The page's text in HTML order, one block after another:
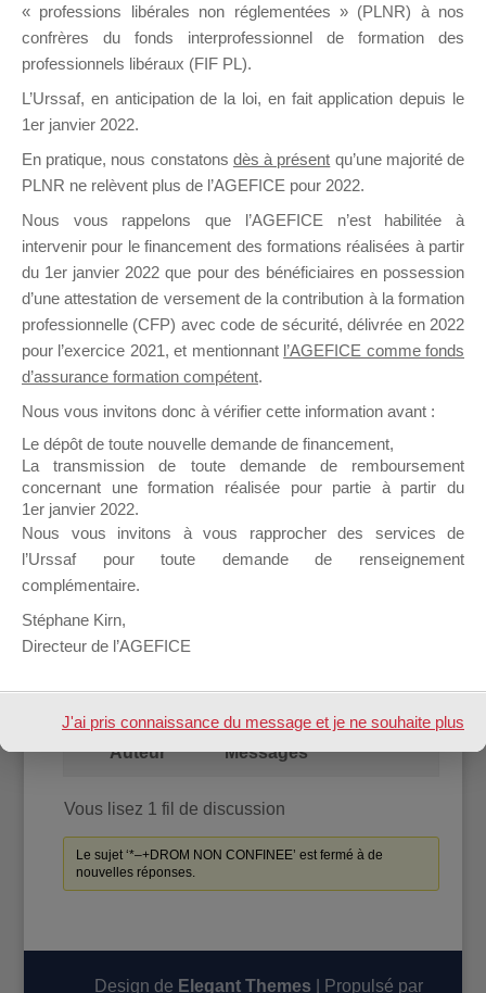
Groupe Public
il y a un mois
Formation qui souhaitent répondre à l’Appel à
Propositions Mallette du Dirigeant.
Ce groupe propose un forum dédié au support
sur lequel il est possible de laisser un message
ou poser une question.
NB : Il est nécessaire d’être
pouvoir rejoindre ce groupe
*–+DROM NON CONFINEE
Auteur Messages
Auteur Messages
Vous lisez 1 fil de discussion
Le sujet ‘*–+DROM NON CONFINEE’ est fermé à de
nouvelles réponses.
Design de Elegant Themes | Propulsé par
« professions libérales non réglementées » (PLNR) à nos
confrères du fonds interprofessionnel de formation des
professionnels libéraux (FIF PL).
L’Urssaf, en anticipation de la loi, en fait application depuis le
1er janvier 2022.
En pratique, nous constatons dès à présent qu’une majorité de
PLNR ne relèvent plus de l’AGEFICE pour 2022.
Nous vous rappelons que l’AGEFICE n’est habilitée à
intervenir pour le financement des formations réalisées à partir
du 1er janvier 2022 que pour des bénéficiaires en possession
d’une attestation de versement de la contribution à la formation
professionnelle (CFP) avec code de sécurité, délivrée en 2022
pour l’exercice 2021, et mentionnant l’AGEFICE comme fonds
d’assurance formation compétent.
Nous vous invitons donc à vérifier cette information avant :
Le dépôt de toute nouvelle demande de financement,
La transmission de toute demande de remboursement
concernant une formation réalisée pour partie à partir du
1er janvier 2022.
Nous vous invitons à vous rapprocher des services de
l’Urssaf pour toute demande de renseignement
complémentaire.
Stéphane Kirn,
Directeur de l’AGEFICE
J'ai pris connaissance du message et je ne souhaite plus